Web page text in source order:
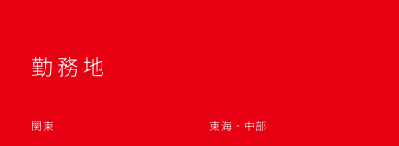
勤務地
関東
東海・中部